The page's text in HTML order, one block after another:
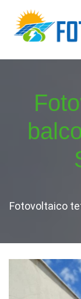
content
Impianto a
Fotovoltaico